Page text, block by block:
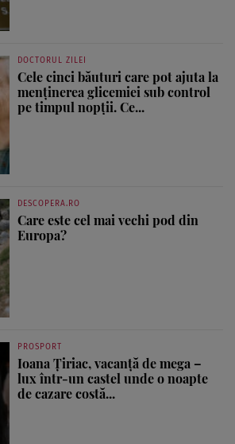
DOCTORUL ZILEI
Cele cinci băuturi care pot ajuta la
menținerea glicemiei sub control
pe timpul nopții. Ce...
DESCOPERA.RO
Care este cel mai vechi pod din
Europa?
PROSPORT
Ioana Țiriac, vacanță de mega –
lux într-un castel unde o noapte
de cazare costă...